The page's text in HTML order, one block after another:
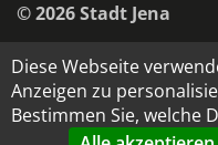
© 2026 Stadt Jena
Diese Webseite
Anzeigen zu
Bestimmen Sie, welche